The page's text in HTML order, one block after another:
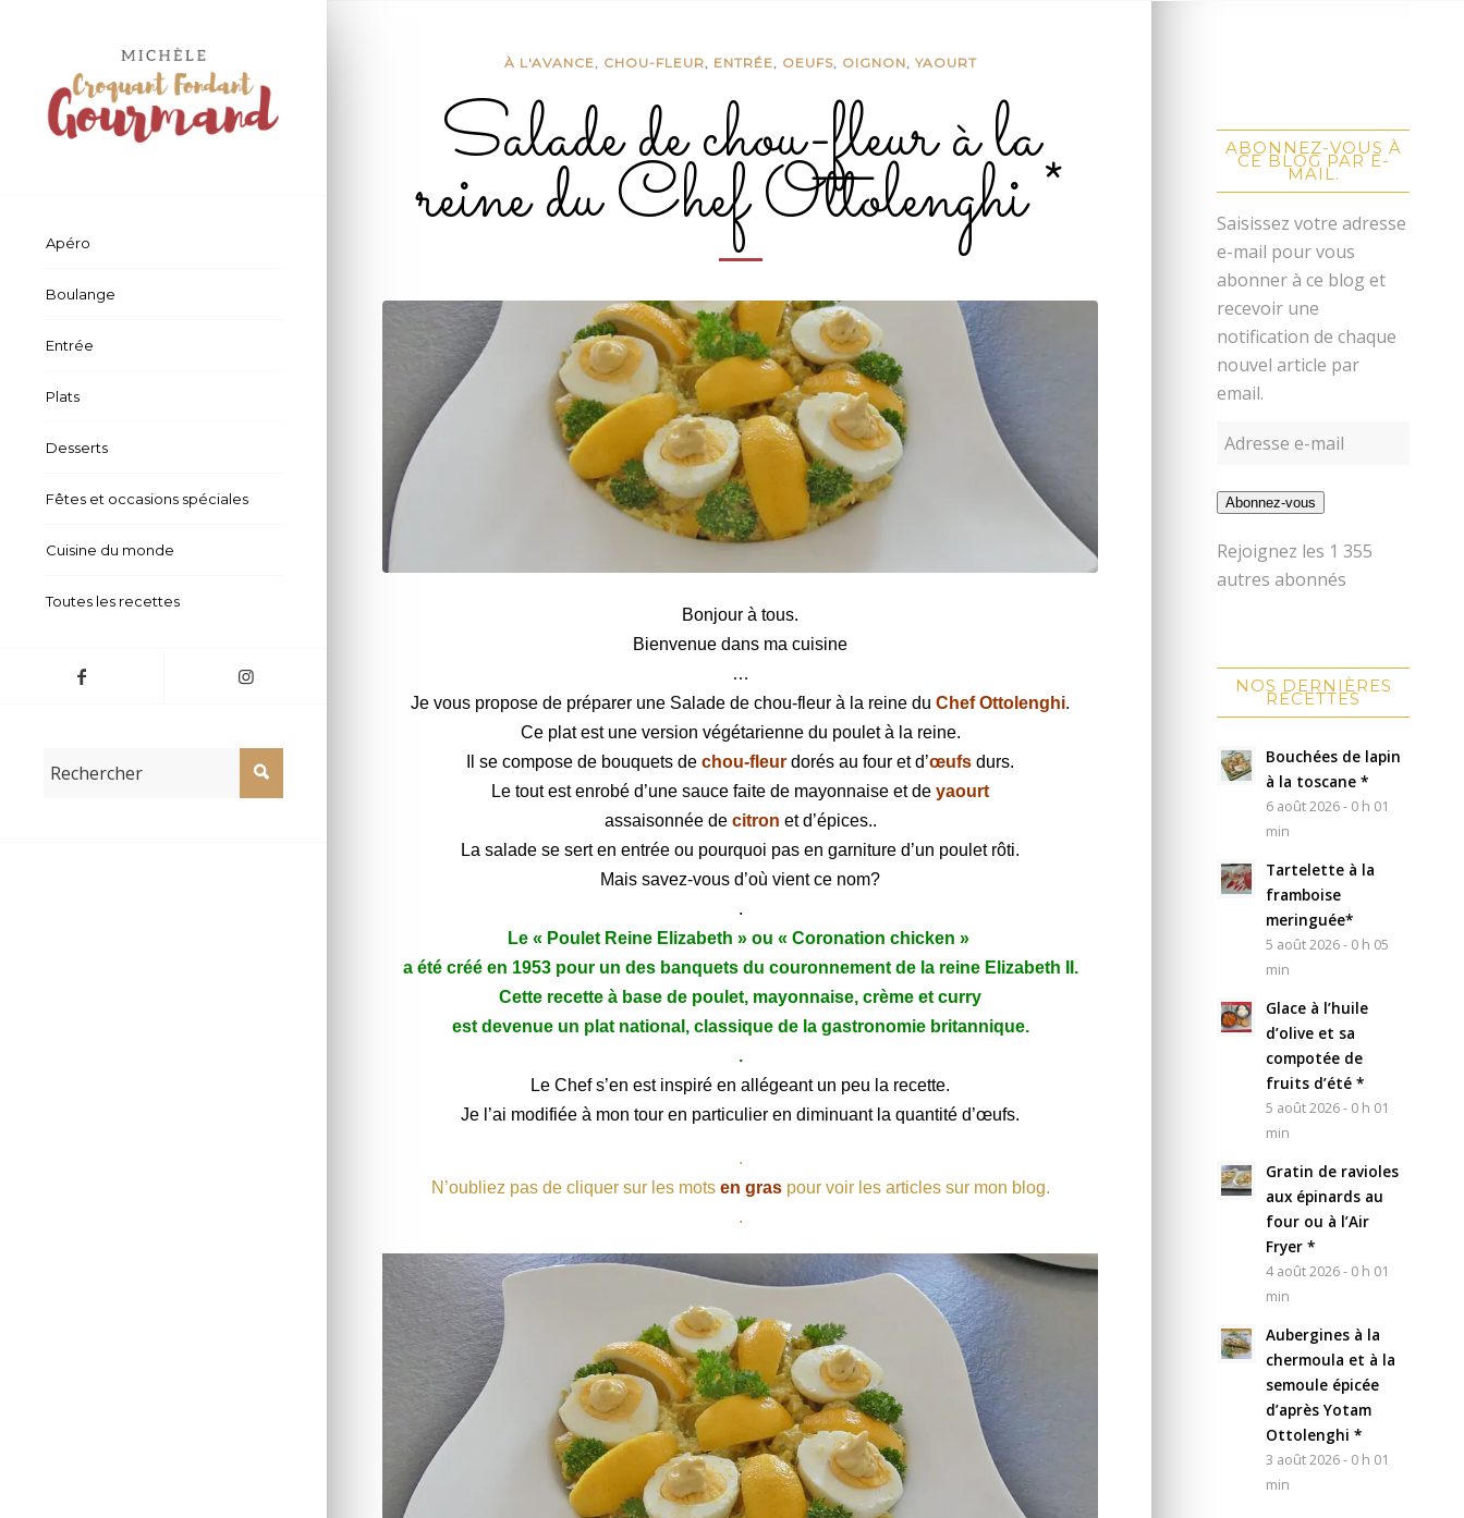
Apéro
Boulange
Entrée
Plats
Desserts
Fêtes et occasions spéciales
Cuisine du monde
Toutes les recettes
À L'AVANCE, CHOU-FLEUR, ENTRÉE, OEUFS, OIGNON,YAOURT
Salade de chou-fleur à la
reine du Chef Ottolenghi *
Bonjour à tous.
Bienvenue dans ma cuisine
…
Je vous propose de préparer une Salade de chou-fleur à la reine duChef Ottolenghi.
Ce plat est une version végétarienne du poulet à la reine.
Il se compose de bouquets dechou-fleur dorés au four et d’œufs durs.
Le tout est enrobé d’une sauce faite de mayonnaise et deyaourt
assaisonnée de citron et d’épices..
La salade se sert en entrée ou pourquoi pas en garniture d’un poulet rôti.
Mais savez-vous d’où vient ce nom?
.
Le « Poulet Reine Elizabeth » ou « Coronation chicken »
a été créé en 1953 pour un des banquets du couronnement de la reine Elizabeth II.
Cette recette à base de poulet, mayonnaise, crème et curry
est devenue un plat national, classique de la gastronomie britannique.
.
Le Chef s’en est inspiré en allégeant un peu la recette.
Je l’ai modifiée à mon tour en particulier en diminuant la quantité d’œufs.
.
N’oubliez pas de cliquer sur les mots en graspour voir les articles sur mon blog.
.
ABONNEZ-VOUS À
CE BLOG PAR E-
MAIL.
Saisissez votre adresse
e-mail pour vous
abonner à ce blog et
recevoir une
notification de chaque
nouvel article par
email.
Abonnez-vous
Rejoignez les 1 355
autres abonnés
NOS DERNIÈRES
RECETTES
Bouchées de lapin
à la toscane *
6 août 2026 - 0 h 01
min
Tartelette à la
framboise
meringuée*
5 août 2026 - 0 h 05
min
Glace à l’huile
d’olive et sa
compotée de
fruits d’été *
5 août 2026 - 0 h 01
min
Gratin de ravioles
aux épinards au
four ou à l’Air
Fryer *
4 août 2026 - 0 h 01
min
Aubergines à la
chermoula et à la
semoule épicée
d’après Yotam
Ottolenghi *
3 août 2026 - 0 h 01
min